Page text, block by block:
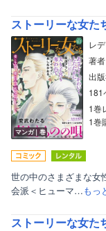
ストーリーな女た
マンガ｜巻
レ
著
出
181
1巻
1巻
世の中のさまざまな女
会派＜ヒューマ…もっ
ストーリーな女た